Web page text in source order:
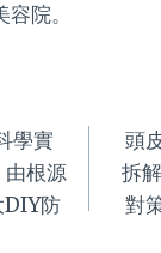
容院。
學實
根源
DIY防
頭
拆
對